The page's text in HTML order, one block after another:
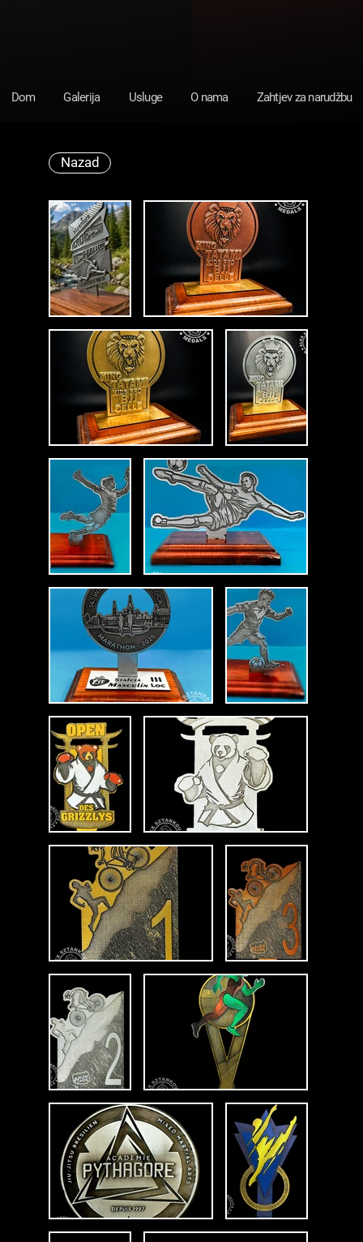
Dom Galerija Usluge O nama Zahtjev za narudžbu
Nazad